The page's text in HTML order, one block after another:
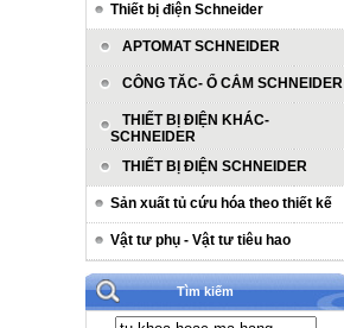
Thiết bị điện Schneider
APTOMAT SCHNEIDER
CÔNG TĂC- Ổ CẮM SCHNEIDER
THIẾT BỊ ĐIỆN KHÁC-
SCHNEIDER
THIẾT BỊ ĐIỆN SCHNEIDER
Sản xuất tủ cứu hóa theo thiết kế
Vật tư phụ - Vật tư tiêu hao
Tìm kiếm